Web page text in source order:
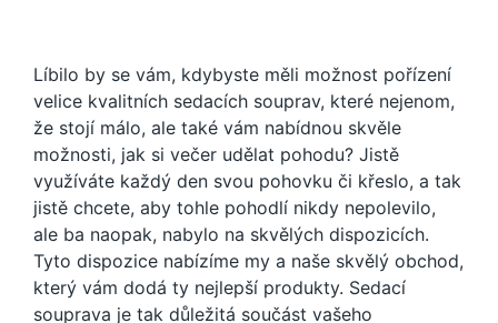
Líbilo by se vám, kdybyste měli možnost pořízení
velice kvalitních sedacích souprav, které nejenom,
že stojí málo, ale také vám nabídnou skvěle
možnosti, jak si večer udělat pohodu? Jistě
využíváte každý den svou pohovku či křeslo, a tak
jistě chcete, aby tohle pohodlí nikdy nepolevilo,
ale ba naopak, nabylo na skvělých dispozicích.
Tyto dispozice nabízíme my a naše skvělý obchod,
který vám dodá ty nejlepší produkty. Sedací
souprava je tak důležitá součást vašeho